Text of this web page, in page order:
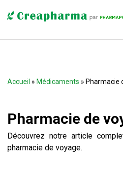
Accueil » Médicaments » Pharmacie
Pharmacie de
Découvrez notre article
pharmacie de voyage.